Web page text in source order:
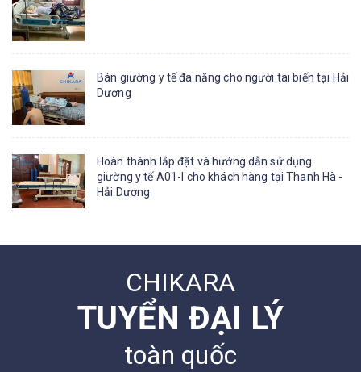
Bán giường y tế đa năng cho người tai biến tại Hải
Dương
Hoàn thành lắp đặt và hướng dẫn sử dụng
giường y tế A01-I cho khách hàng tại Thanh Hà -
Hải Dương
CHIKARA
TUYỂN ĐẠI LÝ
toàn quốc